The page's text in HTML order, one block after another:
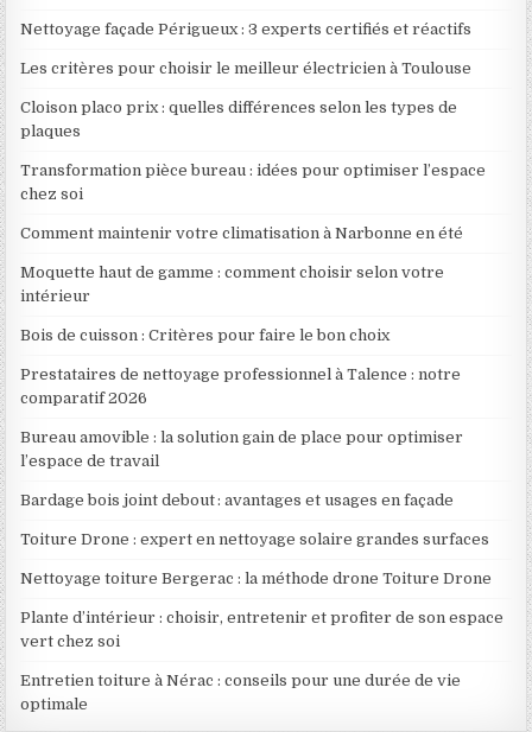
Nettoyage façade Périgueux : 3 experts certifiés et réactifs
Les critères pour choisir le meilleur électricien à Toulouse
Cloison placo prix : quelles différences selon les types de
plaques
Transformation pièce bureau : idées pour optimiser l’espace
chez soi
Comment maintenir votre climatisation à Narbonne en été
Moquette haut de gamme : comment choisir selon votre
intérieur
Bois de cuisson : Critères pour faire le bon choix
Prestataires de nettoyage professionnel à Talence : notre
comparatif 2026
Bureau amovible : la solution gain de place pour optimiser
l’espace de travail
Bardage bois joint debout : avantages et usages en façade
Toiture Drone : expert en nettoyage solaire grandes surfaces
Nettoyage toiture Bergerac : la méthode drone Toiture Drone
Plante d’intérieur : choisir, entretenir et profiter de son espace
vert chez soi
Entretien toiture à Nérac : conseils pour une durée de vie
optimale